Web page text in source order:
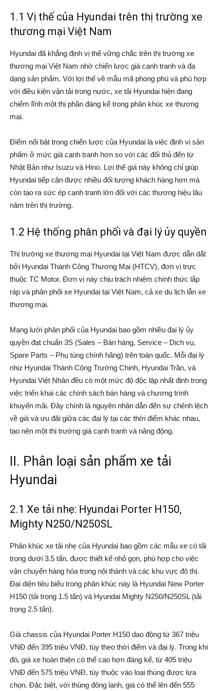
1.1 Vị thế của Hyundai trên thị trường xe
thương mại Việt Nam
Hyundai đã khẳng định vị thế vững chắc trên thị trường xe
thương mại Việt Nam nhờ chiến lược giá cạnh tranh và đa
dạng sản phẩm. Với lợi thế về mẫu mã phong phú và phù hợp
với điều kiện vận tải trong nước, xe tải Hyundai hiện đang
chiếm lĩnh một thị phần đáng kể trong phân khúc xe thương
mại.
Điểm nổi bật trong chiến lược của Hyundai là việc định vị sản
phẩm ở mức giá cạnh tranh hơn so với các đối thủ đến từ
Nhật Bản như Isuzu và Hino. Lợi thế giá này không chỉ giúp
Hyundai tiếp cận được nhiều đối tượng khách hàng hơn mà
còn tạo ra sức ép cạnh tranh lớn đối với các thương hiệu lâu
năm trên thị trường.
1.2 Hệ thống phân phối và đại lý ủy quyền
Thị trường xe thương mại Hyundai tại Việt Nam được dẫn dắt
bởi Hyundai Thành Công Thương Mại (HTCV), đơn vị trực
thuộc TC Motor. Đơn vị này chịu trách nhiệm chính thức lắp
ráp và phân phối xe Hyundai tại Việt Nam, cả xe du lịch lẫn xe
thương mại.
Mạng lưới phân phối của Hyundai bao gồm nhiều đại lý ủy
quyền đạt chuẩn 3S (Sales – Bán hàng, Service – Dịch vụ,
Spare Parts – Phụ tùng chính hãng) trên toàn quốc. Mỗi đại lý
như Hyundai Thành Công Trường Chinh, Hyundai Trần, và
Hyundai Việt Nhân đều có một mức độ độc lập nhất định trong
việc triển khai các chính sách bán hàng và chương trình
khuyến mãi. Đây chính là nguyên nhân dẫn đến sự chênh lệch
về giá và ưu đãi giữa các đại lý tại các thời điểm khác nhau,
tạo nên một thị trường giá cạnh tranh và năng động.
II. Phân loại sản phẩm xe tải
Hyundai
2.1 Xe tải nhẹ: Hyundai Porter H150,
Mighty N250/N250SL
Phân khúc xe tải nhẹ của Hyundai bao gồm các mẫu xe có tải
trọng dưới 3.5 tấn, được thiết kế nhỏ gọn, phù hợp cho việc
vận chuyển hàng hóa trong nội thành và các khu vực đô thị.
Đại diện tiêu biểu trong phân khúc này là Hyundai New Porter
H150 (tải trọng 1.5 tấn) và Hyundai Mighty N250/N250SL (tải
trọng 2.5 tấn).
Giá chassis của Hyundai Porter H150 dao động từ 367 triệu
VNĐ đến 395 triệu VNĐ, tùy theo thời điểm và đại lý. Trong khi
đó, giá xe hoàn thiện có thể cao hơn đáng kể, từ 405 triệu
VNĐ đến 575 triệu VNĐ, tùy thuộc vào loại thùng được lựa
chọn. Đặc biệt, với thùng đông lạnh, giá có thể lên đến 555